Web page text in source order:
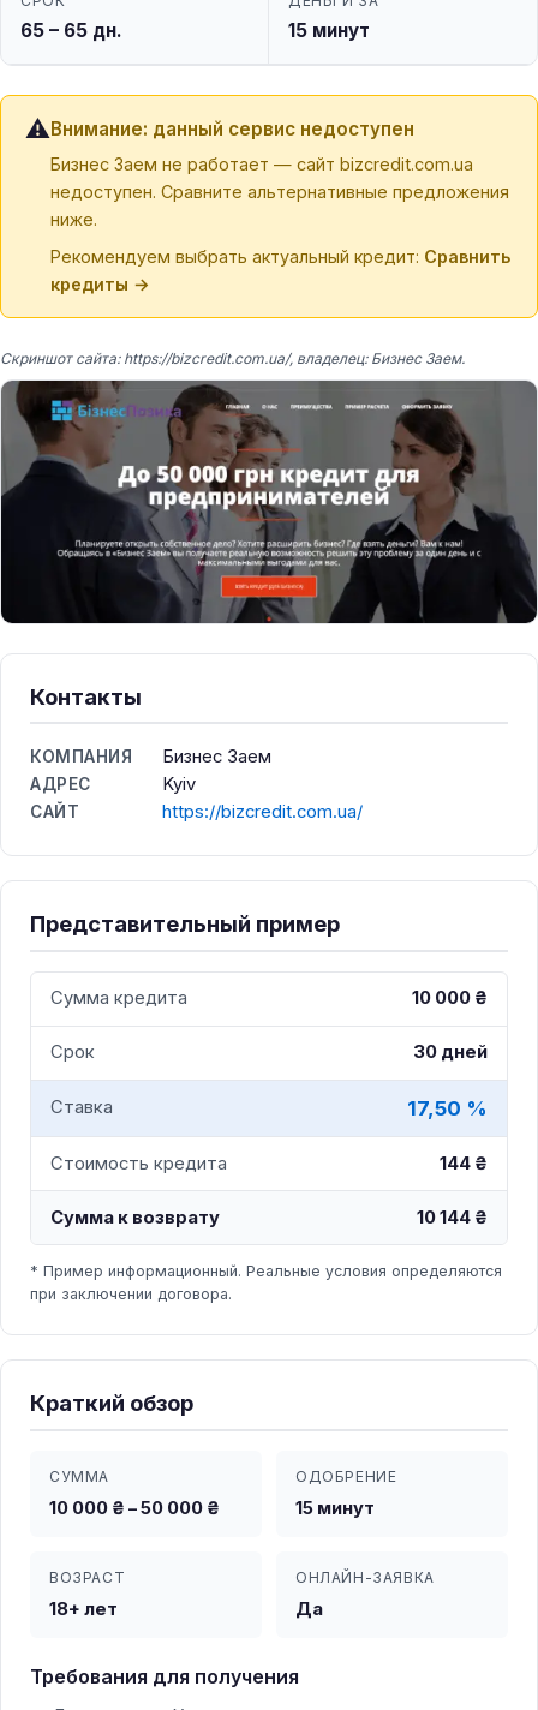
65 – 65 дн. 15 минут
⚠️Внимание: данный сервис недоступен
Бизнес Заем не работает — сайт bizcredit.com.ua
недоступен. Сравните альтернативные предложения
ниже.
Рекомендуем выбрать актуальный кредит: Сравнить
кредиты →
Скриншот сайта: https://bizcredit.com.ua/, владелец: Бизнес Заем.
Контакты
КОМПАНИЯ Бизнес Заем
АДРЕС Kyiv
САЙТ https://bizcredit.com.ua/
Представительный пример
Сумма кредита 10 000 ₴
Срок 30 дней
Ставка 17,50 %
Стоимость кредита 144 ₴
Сумма к возврату 10 144 ₴
* Пример информационный. Реальные условия определяются
при заключении договора.
Краткий обзор
СУММА
10 000 ₴ – 50 000 ₴
ОДОБРЕНИЕ
15 минут
ВОЗРАСТ
18+ лет
ОНЛАЙН-ЗАЯВКА
Да
Требования для получения